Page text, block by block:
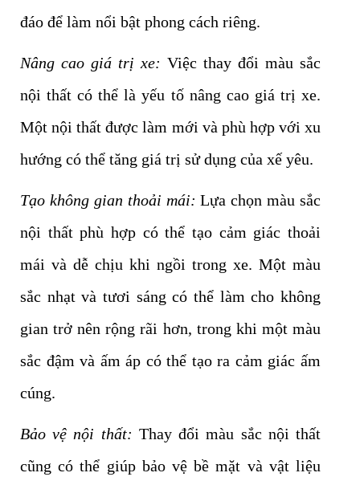
đáo để làm nổi bật phong cách riêng.
Nâng cao giá trị xe: Việc thay đổi màu sắc
nội thất có thể là yếu tố nâng cao giá trị xe.
Một nội thất được làm mới và phù hợp với xu
hướng có thể tăng giá trị sử dụng của xế yêu.
Tạo không gian thoải mái: Lựa chọn màu sắc
nội thất phù hợp có thể tạo cảm giác thoải
mái và dễ chịu khi ngồi trong xe. Một màu
sắc nhạt và tươi sáng có thể làm cho không
gian trở nên rộng rãi hơn, trong khi một màu
sắc đậm và ấm áp có thể tạo ra cảm giác ấm
cúng.
Bảo vệ nội thất: Thay đổi màu sắc nội thất
cũng có thể giúp bảo vệ bề mặt và vật liệu